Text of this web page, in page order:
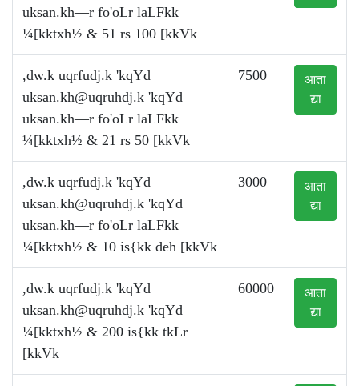
uksan.kh—r fo'oLr laLFkk
¼[kktxh½ & 51 rs 100 [kkVk
,dw.k uqrfudj.k 'kqYd
uksan.kh@uqruhdj.k 'kqYd
uksan.kh—r fo'oLr laLFkk
¼[kktxh½ & 21 rs 50 [kkVk
7500
आता
द्या
,dw.k uqrfudj.k 'kqYd
uksan.kh@uqruhdj.k 'kqYd
uksan.kh—r fo'oLr laLFkk
¼[kktxh½ & 10 is{kk deh [kkVk
3000
आता
द्या
,dw.k uqrfudj.k 'kqYd
uksan.kh@uqruhdj.k 'kqYd
¼[kktxh½ & 200 is{kk tkLr
[kkVk
60000
आता
द्या